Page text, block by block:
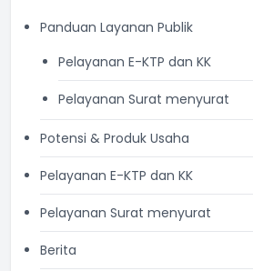
Panduan Layanan Publik
Pelayanan E-KTP dan KK
Pelayanan Surat menyurat
Potensi & Produk Usaha
Pelayanan E-KTP dan KK
Pelayanan Surat menyurat
Berita